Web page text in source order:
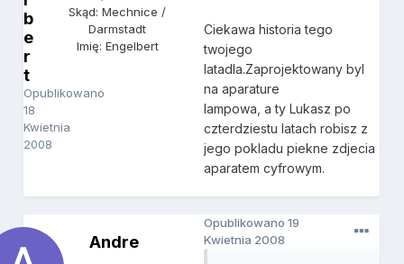
b
e
r
t
Opublikowano
18
Kwietnia
2008
Skąd: Mechnice /
Darmstadt
Imię: Engelbert
Ciekawa historia tego
twojego
latadla.Zaprojektowany byl
na aparature
lampowa, a ty Lukasz po
czterdziestu latach robisz z
jego pokladu piekne zdjecia
aparatem cyfrowym.
Andre
Opublikowano19
Kwietnia 2008